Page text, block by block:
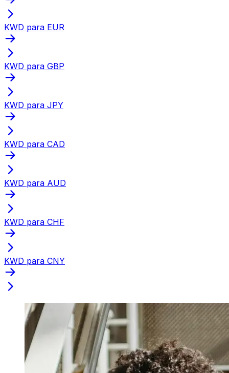
KWD para EUR
KWD para GBP
KWD para JPY
KWD para CAD
KWD para AUD
KWD para CHF
KWD para CNY